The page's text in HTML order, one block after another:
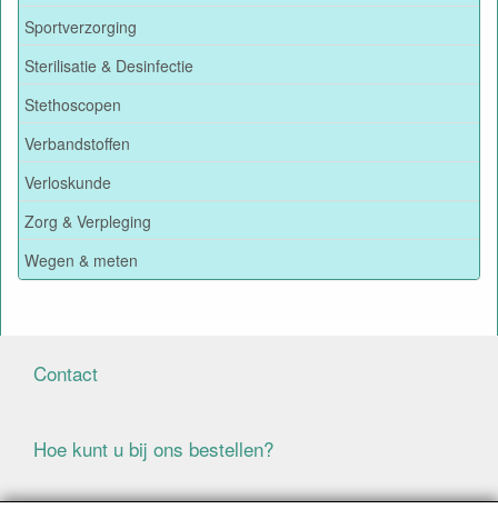
Sportverzorging
Sterilisatie & Desinfectie
Stethoscopen
Verbandstoffen
Verloskunde
Zorg & Verpleging
Wegen & meten
Contact
Hoe kunt u bij ons bestellen?